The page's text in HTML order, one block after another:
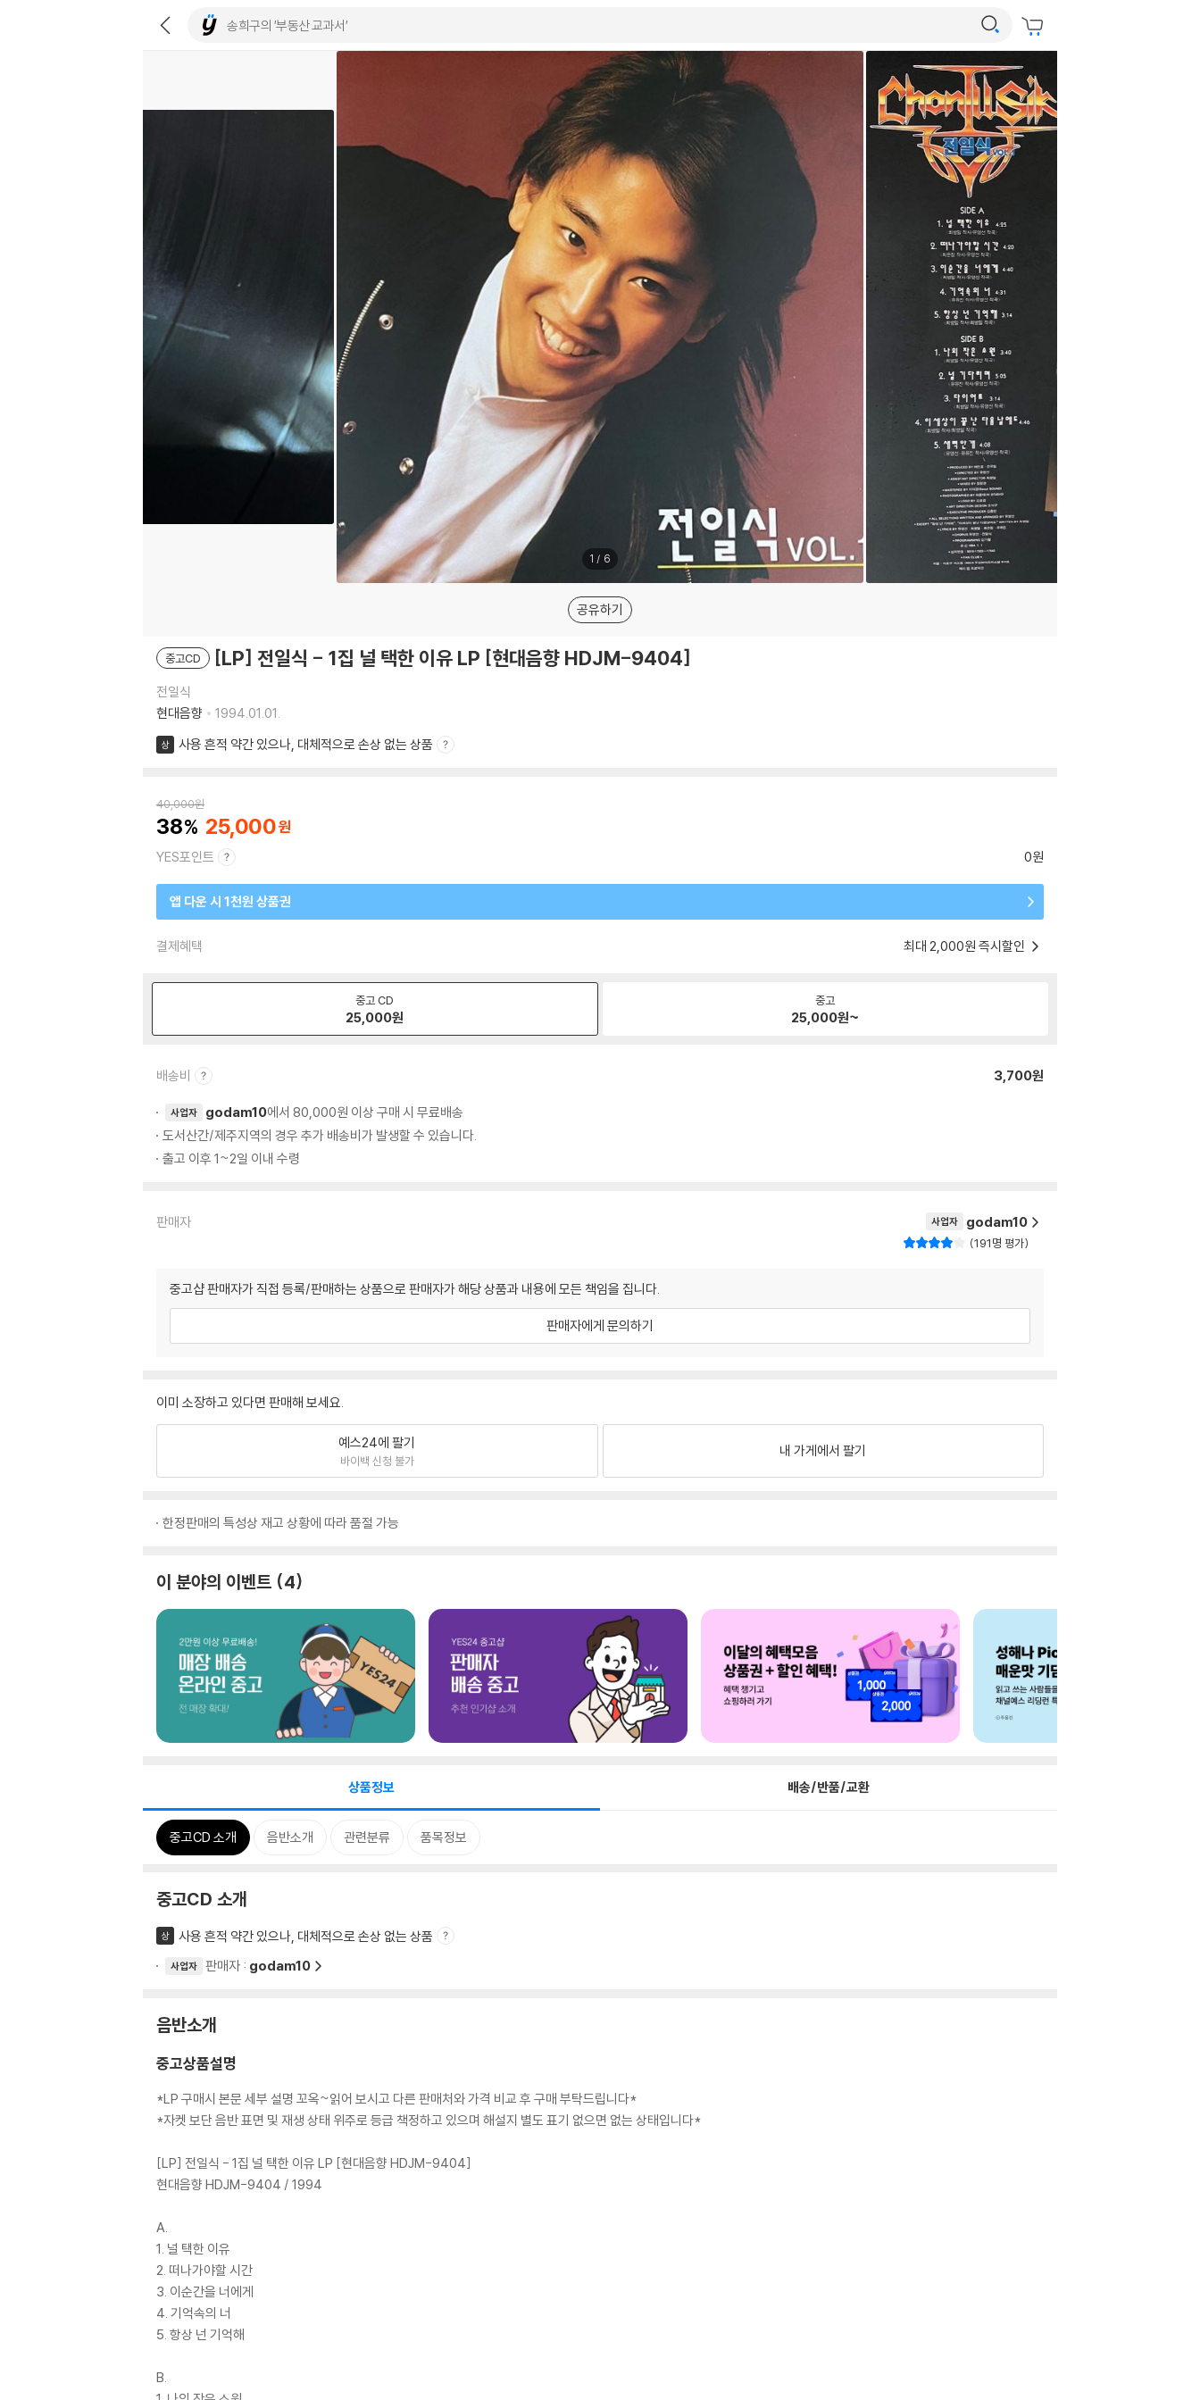
1 / 6
공유하기
중고CD [LP] 전일식 - 1집 널 택한 이유 LP [현대음향 HDJM-9404]
전일식
현대음향
1994.01.01.
상 사용 흔적 약간 있으나, 대체적으로 손상 없는 상품
40,000원
38 25,000
YES포인트 0원
앱 다운 시 1천원 상품권
결제혜택 최대 2,000원 즉시할인
중고 CD
25,000원
중고
25,000원~
배송비 3,700원
사업자 godam10에서 80,000원 이상 구매 시 무료배송
도서산간/제주지역의 경우 추가 배송비가 발생할 수 있습니다.
출고 이후 1~2일 이내 수령
판매자 사업자 godam10
191명 평가
중고샵 판매자가 직접 등록/판매하는 상품으로 판매자가 해당 상품과 내용에 모든 책임을 집니다.
판매자에게 문의하기
이미 소장하고 있다면 판매해 보세요.
예스24에 팔기
바이백 신청 불가
내 가게에서 팔기
한정판매의 특성상 재고 상황에 따라 품절 가능
이 분야의 이벤트 4
상품정보 배송/반품/교환
중고CD 소개 음반소개 관련분류 품목정보
중고CD 소개
상 사용 흔적 약간 있으나, 대체적으로 손상 없는 상품
사업자 판매자 : godam10
음반소개
중고상품설명
*LP 구매시 본문 세부 설명 꼬옥~읽어 보시고 다른 판매처와 가격 비교 후 구매 부탁드립니다*
*자켓 보단 음반 표면 및 재생 상태 위주로 등급 책정하고 있으며 해설지 별도 표기 없으면 없는 상태입니다*
[LP] 전일식 - 1집 널 택한 이유 LP [현대음향 HDJM-9404]
현대음향 HDJM-9404 / 1994
A.
1. 널 택한 이유
2. 떠나가야할 시간
3. 이순간을 너에게
4. 기억속의 너
5. 항상 넌 기억해
B.